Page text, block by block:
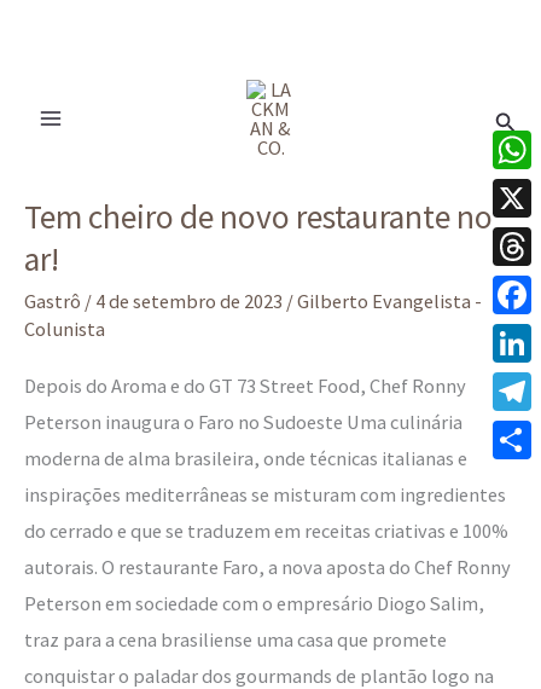
Tem cheiro de novo restaurante no
ar!
Gastrô / 4 de setembro de 2023 /Gilberto Evangelista -
Colunista
Depois do Aroma e do GT 73 Street Food, Chef Ronny
Peterson inaugura o Faro no Sudoeste Uma culinária
moderna de alma brasileira, onde técnicas italianas e
inspirações mediterrâneas se misturam com ingredientes
do cerrado e que se traduzem em receitas criativas e 100%
autorais. O restaurante Faro, a nova aposta do Chef Ronny
Peterson em sociedade com o empresário Diogo Salim,
traz para a cena brasiliense uma casa que promete
conquistar o paladar dos gourmands de plantão logo na
cheiro
de
novo
restaurante
ar!
X